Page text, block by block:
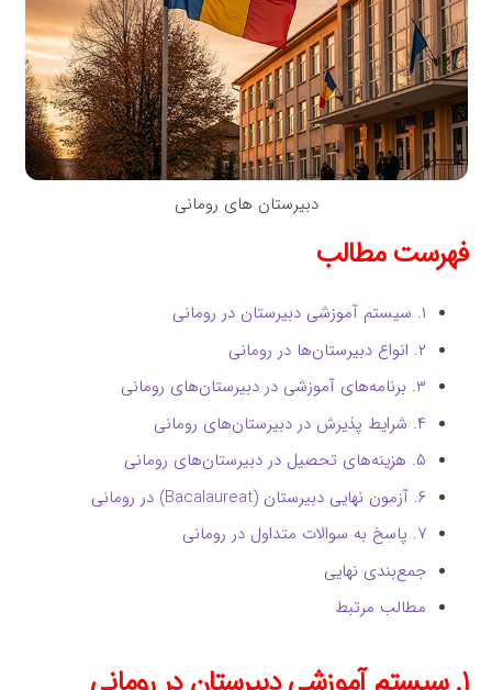
دبیرستان های رومانی
فهرست مطالب
۱. سیستم آموزشی دبیرستان در رومانی
۲. انواع دبیرستان‌ها در رومانی
۳. برنامه‌های آموزشی در دبیرستان‌های رومانی
۴. شرایط پذیرش در دبیرستان‌های رومانی
۵. هزینه‌های تحصیل در دبیرستان‌های رومانی
۶. آزمون نهایی دبیرستان (Bacalaureat) در رومانی
۷. پاسخ به سوالات متداول در رومانی
جمع‌بندی نهایی
مطالب مرتبط